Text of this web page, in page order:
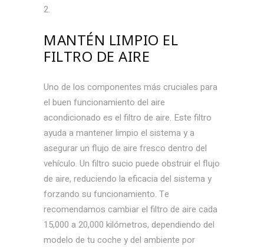
MANTÉN LIMPIO EL
FILTRO DE AIRE
Uno de los componentes más cruciales para
el buen funcionamiento del aire
acondicionado es el filtro de aire. Este filtro
ayuda a mantener limpio el sistema y a
asegurar un flujo de aire fresco dentro del
vehículo. Un filtro sucio puede obstruir el flujo
de aire, reduciendo la eficacia del sistema y
forzando su funcionamiento. Te
recomendamos cambiar el filtro de aire cada
15,000 a 20,000 kilómetros, dependiendo del
modelo de tu coche y del ambiente por